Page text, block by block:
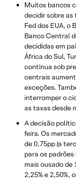
Muitos bancos
decidir sobre
Fed dos EUA, o
Banco Central
decididas em
África do Sul,
continua sob
centrais
exceções.
interromper o
as taxas desde
A decisão
feira. Os
de 0,75pp (a
para os
mais ousado de
2,25% e 2,50%,